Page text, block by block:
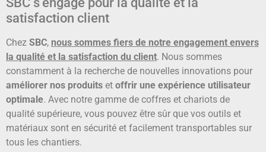
satisfaction client
Chez SBC, nous sommes fiers de notre engagement envers
la qualité et la satisfaction du client. Nous sommes
constamment à la recherche de nouvelles innovations pour
améliorer nos produits et offrir une expérience utilisateur
optimale. Avec notre gamme de coffres et chariots de
qualité supérieure, vous pouvez être sûr que vos outils et
matériaux sont en sécurité et facilement transportables sur
tous les chantiers.